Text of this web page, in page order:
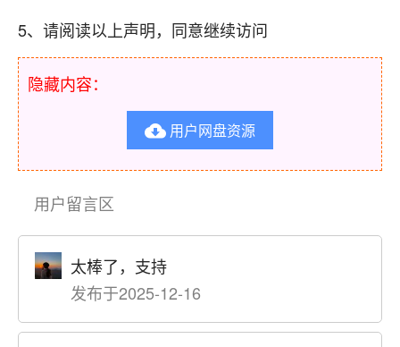
5、请阅读以上声明，同意继续访问
隐藏内容：
 用户网盘资源
用户留言区
太棒了，支持
发布于2025-12-16